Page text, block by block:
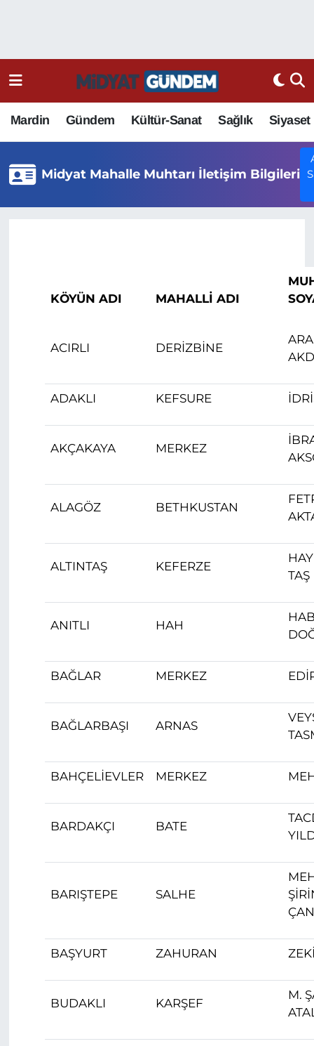
Mardin Gündem Kültür-Sanat Sağlık Siyaset
Midyat Mahalle Muhtarı İletişim Bilgileri
KÖYÜN ADI MAHALLİ ADI
ACIRLI DERİZBİNE
ADAKLI KEFSURE
AKÇAKAYA MERKEZ
ALAGÖZ BETHKUSTAN
ALTINTAŞ KEFERZE
TAŞ
ANITLI HAH
BAĞLAR MERKEZ
BAĞLARBAŞI ARNAS
BAHÇELİEVLER MERKEZ
BARDAKÇI BATE
BARIŞTEPE SALHE
BAŞYURT ZAHURAN
BUDAKLI KARŞEF
M.